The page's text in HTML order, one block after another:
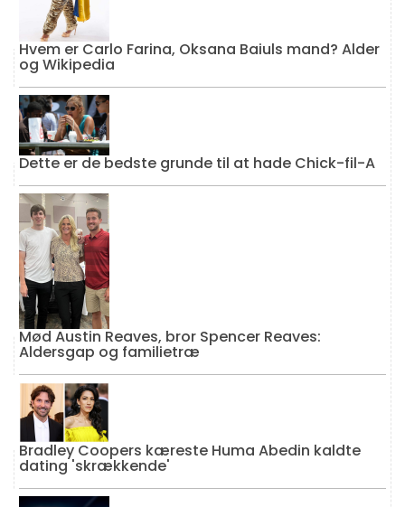
Hvem er Carlo Farina, Oksana Baiuls mand? Alder
og Wikipedia
Dette er de bedste grunde til at hade Chick-fil-A
Mød Austin Reaves, bror Spencer Reaves:
Aldersgap og familietræ
Bradley Coopers kæreste Huma Abedin kaldte
dating 'skrækkende'